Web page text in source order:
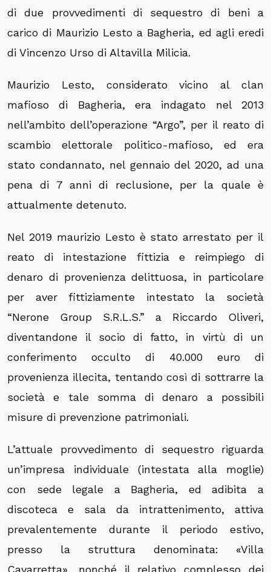
di due provvedimenti di sequestro di beni a
carico di Maurizio Lesto a Bagheria, ed agli eredi
di Vincenzo Urso di Altavilla Milicia.
Maurizio Lesto, considerato vicino al clan
mafioso di Bagheria, era indagato nel 2013
nell’ambito dell’operazione “Argo”, per il reato di
scambio elettorale politico-mafioso, ed era
stato condannato, nel gennaio del 2020, ad una
pena di 7 anni di reclusione, per la quale è
attualmente detenuto.
Nel 2019 maurizio Lesto è stato arrestato per il
reato di intestazione fittizia e reimpiego di
denaro di provenienza delittuosa, in particolare
per aver fittiziamente intestato la società
“Nerone Group S.R.L.S.” a Riccardo Oliveri,
diventandone il socio di fatto, in virtù di un
conferimento occulto di 40.000 euro di
provenienza illecita, tentando così di sottrarre la
società e tale somma di denaro a possibili
misure di prevenzione patrimoniali.
L’attuale provvedimento di sequestro riguarda
un’impresa individuale (intestata alla moglie)
con sede legale a Bagheria, ed adibita a
discoteca e sala da intrattenimento, attiva
prevalentemente durante il periodo estivo,
presso la struttura denominata: «Villa
Cavarretta», nonché il relativo complesso dei